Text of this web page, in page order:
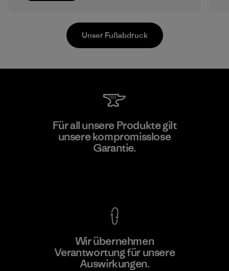
Downlite
Material-supplier
Unser Fußabdruck
Für all unsere Produkte gilt
unsere kompromisslose
Garantie.
Wir übernehmen
Verantwortung für unsere
Auswirkungen.